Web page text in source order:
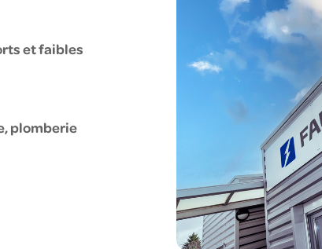
et faibles
plomberie